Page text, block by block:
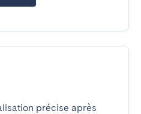
précise après